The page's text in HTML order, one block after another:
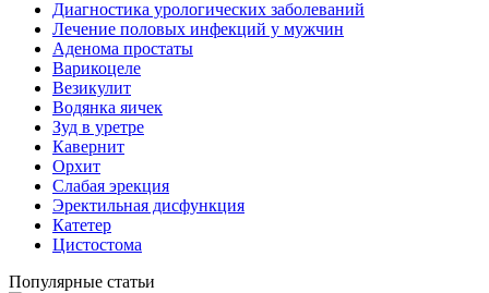
Диагностика урологических заболеваний
Лечение половых инфекций у мужчин
Аденома простаты
Варикоцеле
Везикулит
Водянка яичек
Зуд в уретре
Кавернит
Орхит
Слабая эрекция
Эректильная дисфункция
Катетер
Цистостома
Популярные статьи